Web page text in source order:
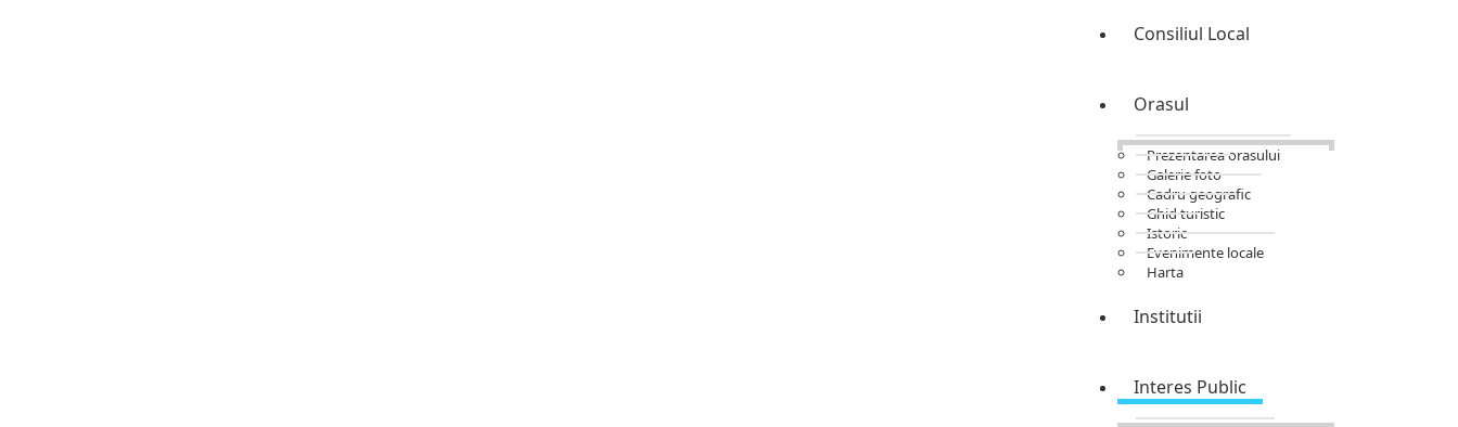
Consiliul Local
Orasul
Prezentarea orasului
Galerie foto
Cadru geografic
Ghid turistic
Istoric
Evenimente locale
Harta
Institutii
Interes Public